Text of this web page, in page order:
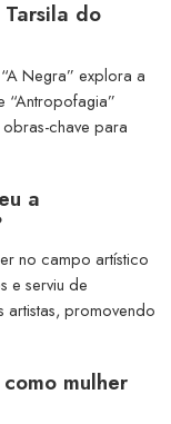
do
Negra” explora a
“Antropofagia”
chave para
a
no campo artístico
e serviu de
artistas, promovendo
mulher